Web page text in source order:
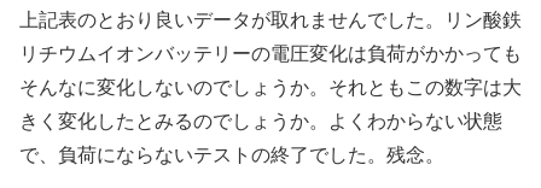
上記表のとおり良いデータが取れませんでした。リン酸鉄
リチウムイオンバッテリーの電圧変化は負荷がかかっても
そんなに変化しないのでしょうか。それともこの数字は大
きく変化したとみるのでしょうか。よくわからない状態
で、負荷にならないテストの終了でした。残念。